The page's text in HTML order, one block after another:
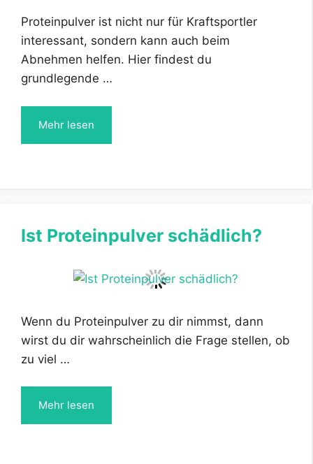
Proteinpulver ist nicht nur für Kraftsportler
interessant, sondern kann auch beim
Abnehmen helfen. Hier findest du
grundlegende …
Mehr lesen
Ist Proteinpulver schädlich?
Wenn du Proteinpulver zu dir nimmst, dann
wirst du dir wahrscheinlich die Frage stellen, ob
zu viel …
Mehr lesen